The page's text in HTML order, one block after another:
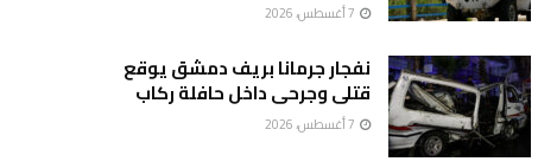
نفجار جرمانا بريف دمشق يوقع
قتلى وجرحى داخل حافلة ركاب